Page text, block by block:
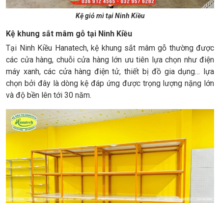
Kệ giỏ mì tại Ninh Kiều
Kệ khung sắt mâm gỗ tại Ninh Kiều
Tại Ninh Kiều Hanatech, kệ khung sắt mâm gỗ thường được
các cửa hàng, chuỗi cửa hàng lớn ưu tiên lựa chọn như điện
máy xanh, các cửa hàng điện tử, thiết bị đồ gia dụng… lựa
chọn bởi đây là dòng kệ đáp ứng được trọng lượng nặng lớn
và độ bền lên tới 30 năm.